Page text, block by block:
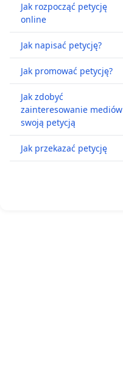
Jak rozpocząć petycję
online
Jak napisać petycję?
Jak promować petycję?
Jak zdobyć
zainteresowanie mediów
swoją petycją
Jak przekazać petycję